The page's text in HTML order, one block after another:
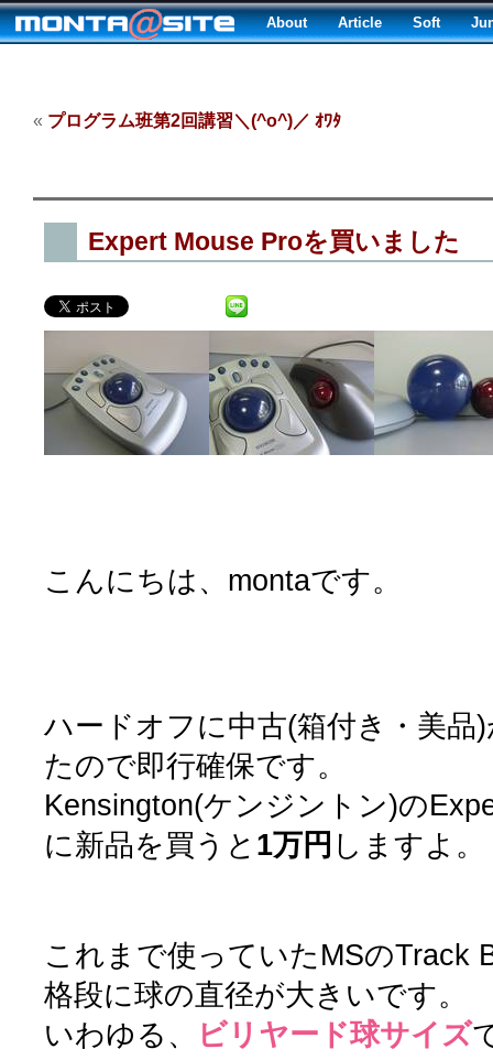
About Article Soft
« プログラム班第2回講習＼(^o^)／ ｵﾜﾀ
Expert Mouse Proを買いました
こんにちは、montaです。
ハードオフに中古(箱付き・美品
たので即行確保です。
Kensington(ケンジントン)の
に新品を買うと 1万円 しますよ。
これまで使っていたMSのTrack
格段に球の直径が大きいです。
いわゆる、
ビリヤード球サイズ